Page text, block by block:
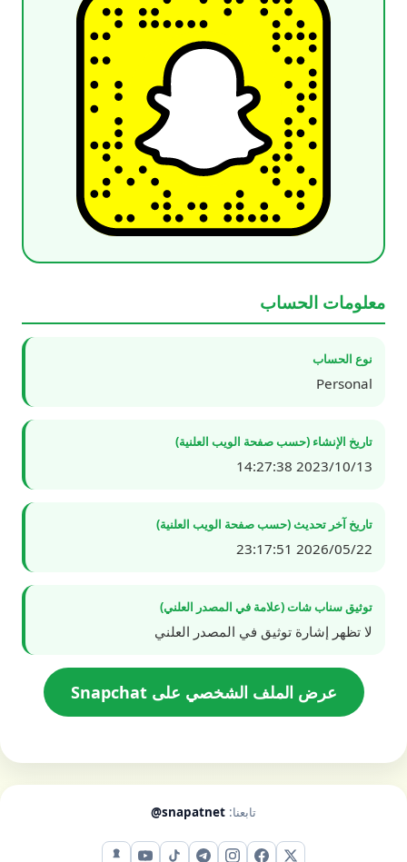
معلومات الحساب
نوع الحساب
Personal
تاريخ الإنشاء (حسب صفحة الويب العلنية)
2023/10/13 14:27:38
تاريخ آخر تحديث (حسب صفحة الويب العلنية)
2026/05/22 23:17:51
توثيق سناب شات (علامة في المصدر العلني)
لا تظهر إشارة توثيق في المصدر العلني
عرض الملف الشخصي على Snapchat
تابعنا: @snapatnet